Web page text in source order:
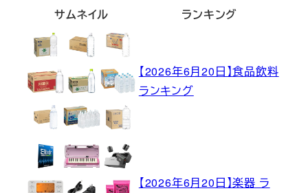
サムネイル ランキング
【2026年6月20日】食品飲料
ランキング
【2026年6月20日】楽器 ラ